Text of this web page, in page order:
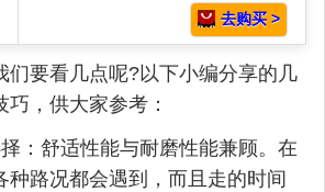
去购买 >
们要看几点呢?以下小编分享的几
，供大家参考：
：舒适性能与耐磨性能兼顾。在
种路况都会遇到，而且走的时间